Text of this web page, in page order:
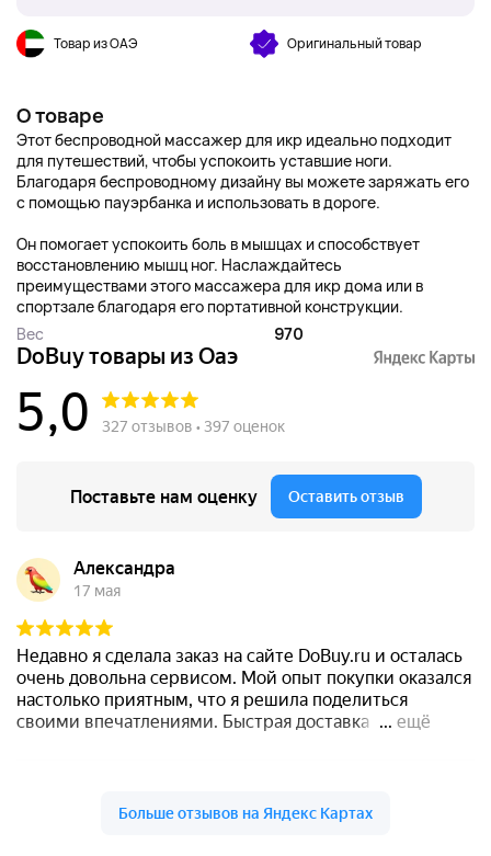
Товар из ОАЭ Оригинальный товар
О товаре
Этот беспроводной массажер для икр идеально подходит
для путешествий, чтобы успокоить уставшие ноги.
Благодаря беспроводному дизайну вы можете заряжать его
с помощью пауэрбанка и использовать в дороге.
Он помогает успокоить боль в мышцах и способствует
восстановлению мышц ног. Наслаждайтесь
преимуществами этого массажера для икр дома или в
спортзале благодаря его портативной конструкции.
Вес
970